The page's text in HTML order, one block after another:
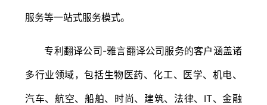
服务等一站式服务模式。
专利翻译公司-雅言翻译公司服务的客户涵盖诸
多行业领域，包括生物医药、化工、医学、机电、
汽车、航空、船舶、时尚、建筑、法律、IT、金融